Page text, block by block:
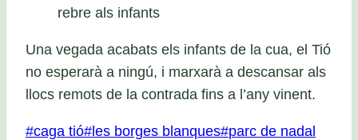
rebre als infants
Una vegada acabats els infants de la cua, el Tió
no esperarà a ningú, i marxarà a descansar als
llocs remots de la contrada fins a l’any vinent.
Etiquetes
#caga tió#les borges blanques#parc de nadal